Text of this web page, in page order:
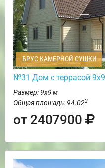
БРУС КАМЕРНОЙ СУШКИ
№31 Дом с террасой 9х9
Размер: 9х9 м
Общая площадь: 94.022
от 2407900